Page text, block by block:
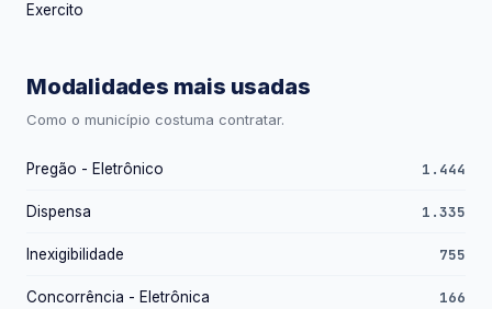
Exercito
Modalidades mais usadas
Como o município costuma contratar.
Pregão - Eletrônico 1.444
Dispensa 1.335
Inexigibilidade 755
Concorrência - Eletrônica 166